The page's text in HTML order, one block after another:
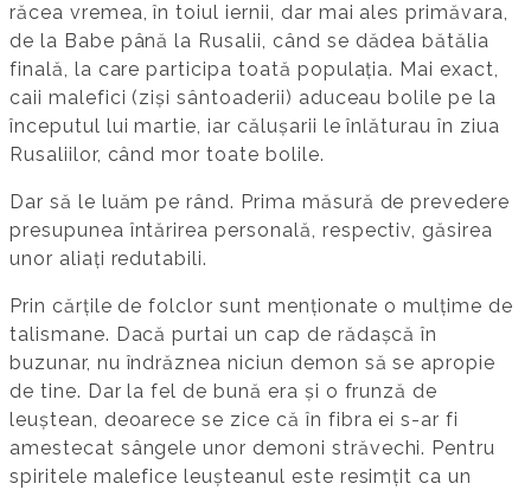
răcea vremea, în toiul iernii, dar mai ales primăvara,
de la Babe până la Rusalii, când se dădea bătălia
finală, la care participa toată populația. Mai exact,
caii malefici (ziși sântoaderii) aduceau bolile pe la
începutul lui martie, iar călușarii le înlăturau în ziua
Rusaliilor, când mor toate bolile.
Dar să le luăm pe rând. Prima măsură de prevedere
presupunea întărirea personală, respectiv, găsirea
unor aliați redutabili.
Prin cărțile de folclor sunt menționate o mulțime de
talismane. Dacă purtai un cap de rădașcă în
buzunar, nu îndrăznea niciun demon să se apropie
de tine. Dar la fel de bună era și o frunză de
leuștean, deoarece se zice că în fibra ei s-ar fi
amestecat sângele unor demoni străvechi. Pentru
spiritele malefice leușteanul este resimțit ca un